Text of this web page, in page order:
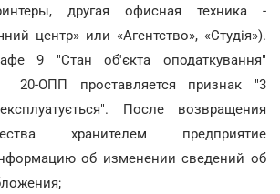
другая офисная техника -
центр» или «Агентство», «Студія»).
9 "Стан об'єкта оподаткування"
ОПП проставляется признак "3
После возвращения
хранителем предприятие
об изменении сведений об